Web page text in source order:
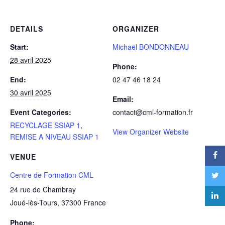
DETAILS
Start:
28 avril 2025
End:
30 avril 2025
Event Categories:
RECYCLAGE SSIAP 1 ,
REMISE A NIVEAU SSIAP 1
VENUE
Centre de Formation CML
24 rue de Chambray
Joué-lès-Tours, 37300 France
Phone:
ORGANIZER
Michaël BONDONNEAU
Phone:
02 47 46 18 24
Email:
contact@cml-formation.fr
View Organizer Website